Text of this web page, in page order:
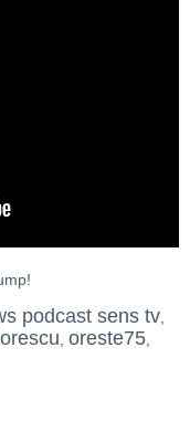
podcast sens tv
oreste75